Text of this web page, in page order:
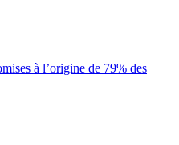
à l’origine de 79% des